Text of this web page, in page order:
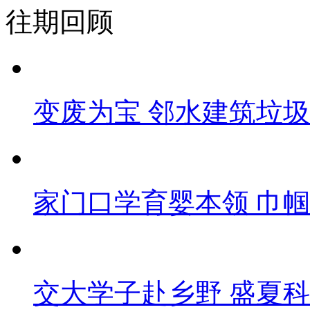
往期回顾
变废为宝 邻水建筑垃
家门口学育婴本领 巾
交大学子赴乡野 盛夏